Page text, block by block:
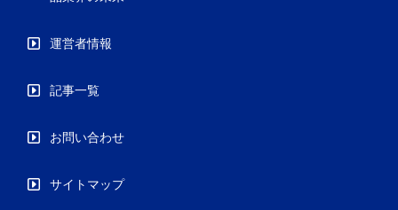
運営者情報
記事一覧
お問い合わせ
サイトマップ